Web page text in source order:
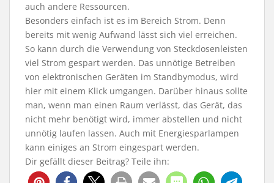
auch andere Ressourcen.
Besonders einfach ist es im Bereich Strom. Denn
bereits mit wenig Aufwand lässt sich viel erreichen.
So kann durch die Verwendung von Steckdosenleisten
viel Strom gespart werden. Das unnötige Betreiben
von elektronischen Geräten im Standbymodus, wird
hier mit einem Klick umgangen. Darüber hinaus sollte
man, wenn man einen Raum verlässt, das Gerät, das
nicht mehr benötigt wird, immer abstellen und nicht
unnötig laufen lassen. Auch mit Energiesparlampen
kann einiges an Strom eingespart werden.
Dir gefällt dieser Beitrag? Teile ihn: